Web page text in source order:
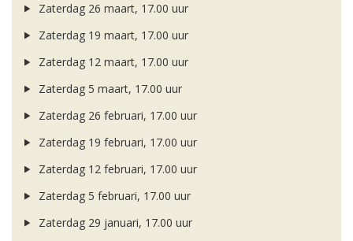
Zaterdag 26 maart, 17.00 uur
Zaterdag 19 maart, 17.00 uur
Zaterdag 12 maart, 17.00 uur
Zaterdag 5 maart, 17.00 uur
Zaterdag 26 februari, 17.00 uur
Zaterdag 19 februari, 17.00 uur
Zaterdag 12 februari, 17.00 uur
Zaterdag 5 februari, 17.00 uur
Zaterdag 29 januari, 17.00 uur